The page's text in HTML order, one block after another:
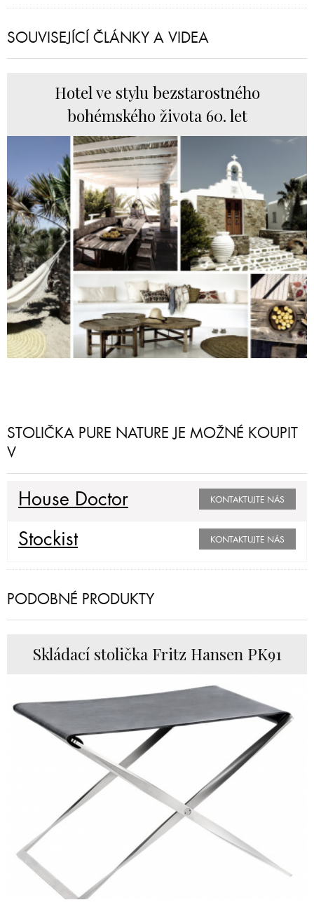
SOUVISEJÍCÍ ČLÁNKY A VIDEA
Hotel ve stylu bezstarostného
bohémského života 60. let
STOLIČKA PURE NATURE JE MOŽNÉ KOUPIT
V
House Doctor KONTAKTUJTE NÁS
Stockist KONTAKTUJTE NÁS
PODOBNÉ PRODUKTY
Skládací stolička Fritz Hansen PK91